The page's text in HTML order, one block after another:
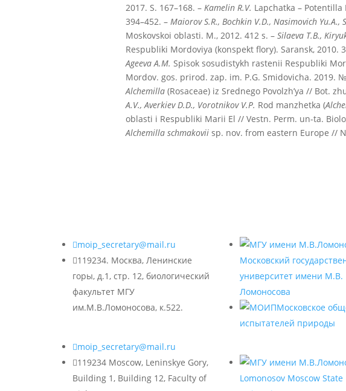
2017. S. 167–168. – Kamelin R.V. Lapchatka – Potentilla
394–452. – Maiorov S.R., Bochkin V.D., Nasimovich Yu.A.,
Moskovskoi oblasti. M., 2012. 412 s. – Silaeva T.B.,
Respubliki Mordoviya (konspekt flory). Saransk, 2010.
Ageeva A.M. Spisok sosudistykh rastenii Respubliki
Mordov. gos. prirod. zap. im. P.G. Smidovicha. 2019.
Alchemilla(Rosaceae) iz Srednego Povolzh’ya // Bot.
A.V., Averkiev D.D., Vorotnikov V.P. Rod manzhetka (
oblasti i Respubliki Marii El // Vestn. Perm. un-ta.
Alchemilla schmakoviisp. nov. from eastern Europe //
moip_secretary@mail.ru
119234. Москва, Ленинские
горы, д.1, стр. 12, биологический
факультет МГУ
им.М.В.Ломоносова, к.522.
moip_secretary@mail.ru
119234 Moscow, Leninskye Gory,
Building 1, Building 12, Faculty of
Московский
университет имени М.В.
Ломоносова
Московское
испытателей природы
Lomonosov Moscow State